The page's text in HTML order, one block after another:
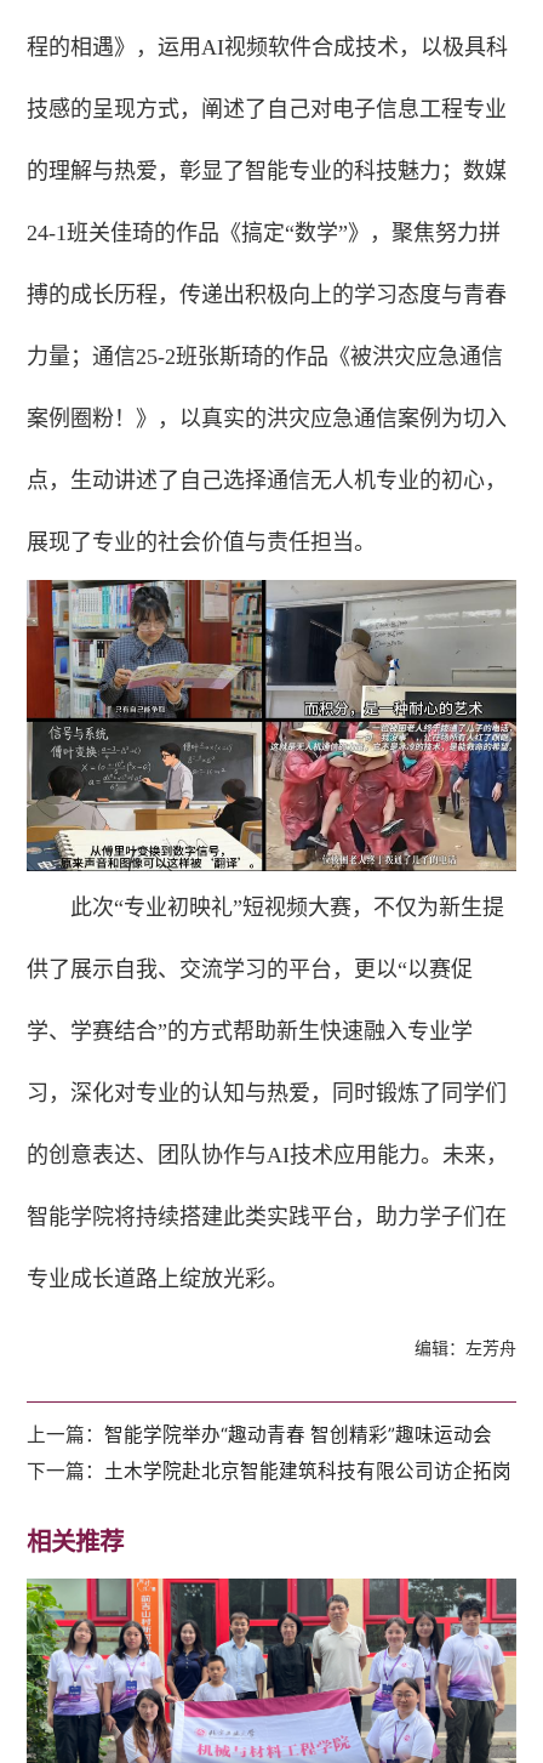
程的相遇》，运用AI视频软件合成技术，以极具科
技感的呈现方式，阐述了自己对电子信息工程专业
的理解与热爱，彰显了智能专业的科技魅力；数媒
24-1班关佳琦的作品《搞定“数学”》，聚焦努力拼
搏的成长历程，传递出积极向上的学习态度与青春
力量；通信25-2班张斯琦的作品《被洪灾应急通信
案例圈粉！》，以真实的洪灾应急通信案例为切入
点，生动讲述了自己选择通信无人机专业的初心，
展现了专业的社会价值与责任担当。
此次“专业初映礼”短视频大赛，不仅为新生提
供了展示自我、交流学习的平台，更以“以赛促
学、学赛结合”的方式帮助新生快速融入专业学
习，深化对专业的认知与热爱，同时锻炼了同学们
的创意表达、团队协作与AI技术应用能力。未来，
智能学院将持续搭建此类实践平台，助力学子们在
专业成长道路上绽放光彩。
编辑：左芳舟
上一篇：智能学院举办“趣动青春 智创精彩”趣味运动会
下一篇： 土木学院赴北京智能建筑科技有限公司访企拓岗
相关推荐